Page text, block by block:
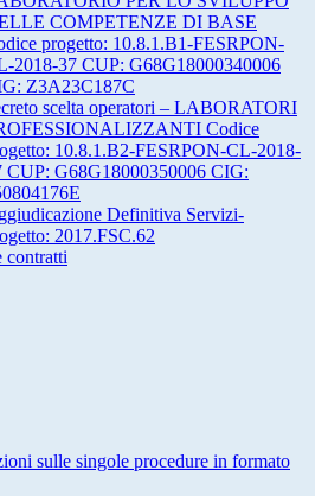
COMPETENZE DI BASE
progetto: 10.8.1.B1-FESRPON-
2018-37 CUP: G68G18000340006
Z3A23C187C
scelta operatori – LABORATORI
Codice
10.8.1.B2-FESRPON-CL-2018-
CUP: G68G18000350006 CIG:
Definitiva Servizi-
2017.FSC.62
contratti
sulle singole procedure in formato